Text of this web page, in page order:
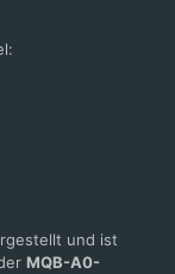
und ist
MQB-A0-